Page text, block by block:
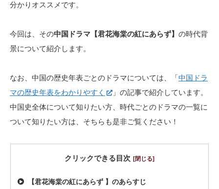
分かりオススメです。
今回は、その中国ドラマ【君花海棠の紅にあらず】 の時代背
景について紹介します。
なお、中国の歴史年表ごとのドラマについては、「中国ドラ
マの歴史年表をわかりやすく
」の記事で紹介しています。
中国史全体について知りたい方、時代ごとのドラマの一覧に
ついて知りたい方は、そちらも是非ご覧ください！
クリックできる目次
【君花海棠の紅にあらず 】のあらすじ